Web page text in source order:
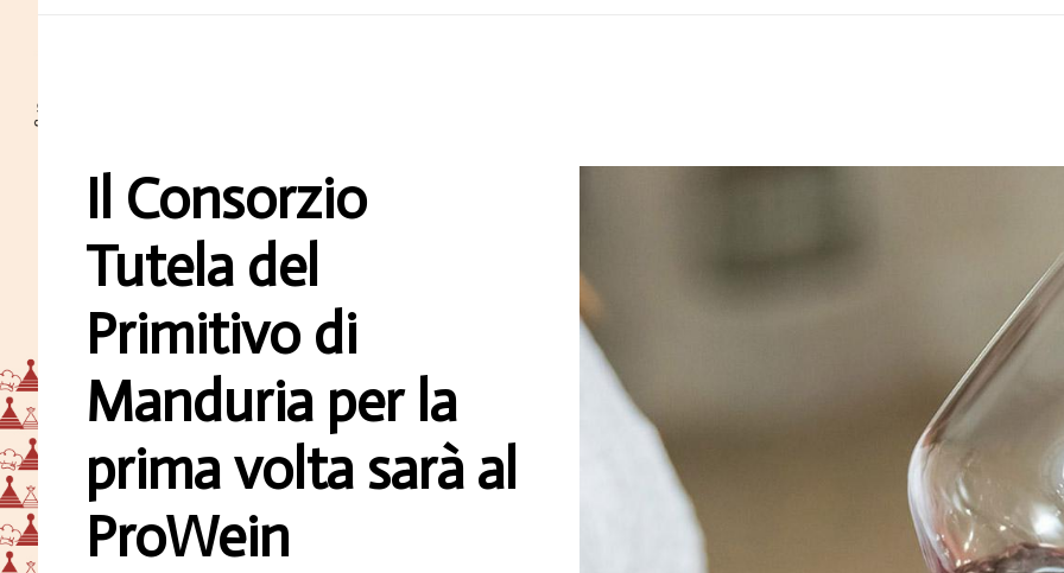
Il Consorzio
Tutela del
Primitivo di
Manduria per la
prima volta sarà al
ProWein